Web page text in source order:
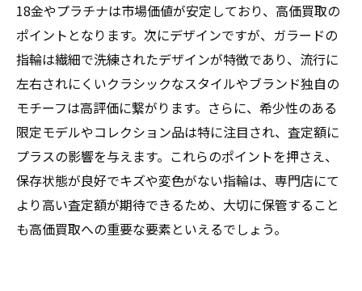
18金やプラチナは市場価値が安定しており、高価買取の
ポイントとなります。次にデザインですが、ガラードの
指輪は繊細で洗練されたデザインが特徴であり、流行に
左右されにくいクラシックなスタイルやブランド独自の
モチーフは高評価に繋がります。さらに、希少性のある
限定モデルやコレクション品は特に注目され、査定額に
プラスの影響を与えます。これらのポイントを押さえ、
保存状態が良好でキズや変色がない指輪は、専門店にて
より高い査定額が期待できるため、大切に保管すること
も高価買取への重要な要素といえるでしょう。